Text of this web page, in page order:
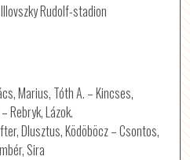
Rudolf-stadion
Marius, Tóth A. – Kincses,
Rebryk, Lázok.
Dlusztus, Ködöböcz – Csontos,
Sira